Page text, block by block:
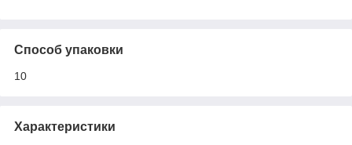
Способ упаковки
10
Характеристики